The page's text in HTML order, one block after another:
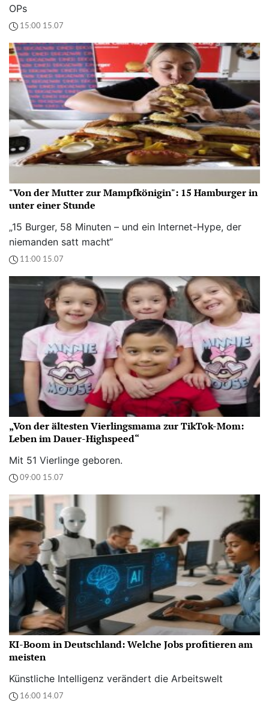
OPs
15:00 15.07
"Von der Mutter zur Mampfkönigin": 15 Hamburger in
unter einer Stunde
„15 Burger, 58 Minuten – und ein Internet-Hype, der
niemanden satt macht“
11:00 15.07
„Von der ältesten Vierlingsmama zur TikTok-Mom:
Leben im Dauer-Highspeed“
Mit 51 Vierlinge geboren.
09:00 15.07
KI-Boom in Deutschland: Welche Jobs profitieren am
meisten
Künstliche Intelligenz verändert die Arbeitswelt
16:00 14.07